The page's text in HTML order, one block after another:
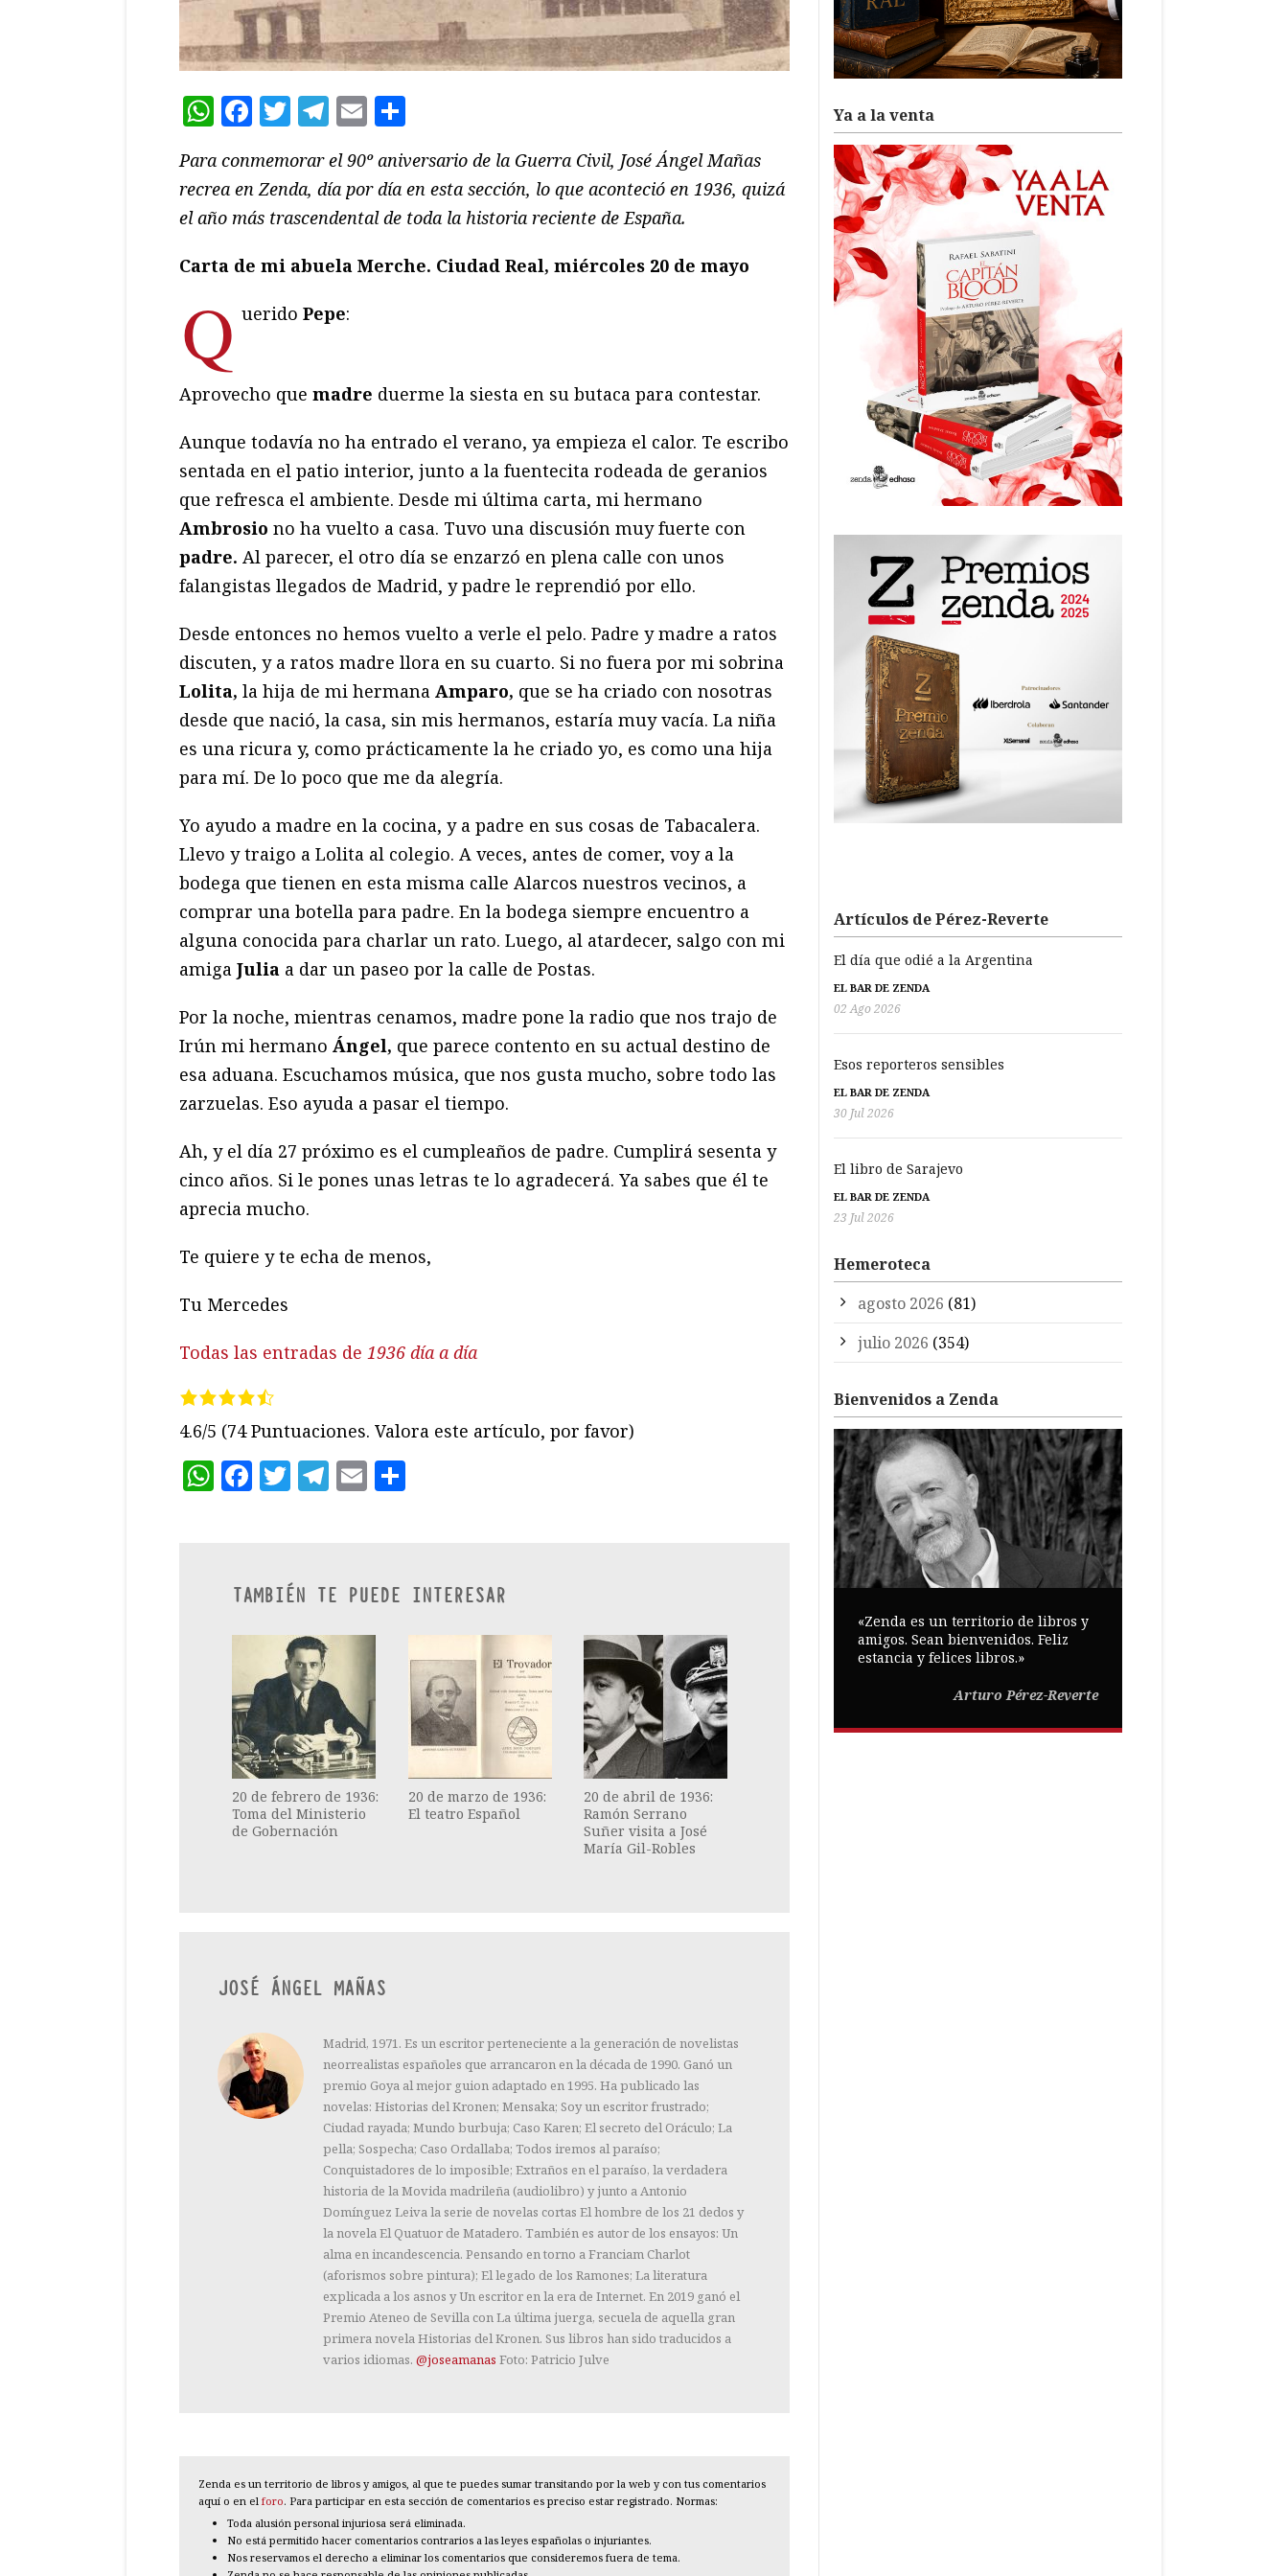
WhatsApp
Facebook
Twitter
Telegram
Email
Para conmemorar el 90º aniversario de la Guerra Civil, José Ángel Mañas
recrea en Zenda, día por día en esta sección, lo que aconteció en 1936, quizá
el año más trascendental de toda la historia reciente de España.
Carta de mi abuela Merche. Ciudad Real, miércoles 20 de mayo
Q uerido Pepe:
Aprovecho que madre duerme la siesta en su butaca para contestar.
Aunque todavía no ha entrado el verano, ya empieza el calor. Te escribo
sentada en el patio interior, junto a la fuentecita rodeada de geranios
que refresca el ambiente. Desde mi última carta, mi hermano
Ambrosio no ha vuelto a casa. Tuvo una discusión muy fuerte con
padre. Al parecer, el otro día se enzarzó en plena calle con unos
falangistas llegados de Madrid, y padre le reprendió por ello.
Desde entonces no hemos vuelto a verle el pelo. Padre y madre a ratos
discuten, y a ratos madre llora en su cuarto. Si no fuera por mi sobrina
Lolita, la hija de mi hermana Amparo, que se ha criado con nosotras
desde que nació, la casa, sin mis hermanos, estaría muy vacía. La niña
es una ricura y, como prácticamente la he criado yo, es como una hija
para mí. De lo poco que me da alegría.
Yo ayudo a madre en la cocina, y a padre en sus cosas de Tabacalera.
Llevo y traigo a Lolita al colegio. A veces, antes de comer, voy a la
bodega que tienen en esta misma calle Alarcos nuestros vecinos, a
comprar una botella para padre. En la bodega siempre encuentro a
alguna conocida para charlar un rato. Luego, al atardecer, salgo con mi
amiga Julia a dar un paseo por la calle de Postas.
Por la noche, mientras cenamos, madre pone la radio que nos trajo de
Irún mi hermano Ángel, que parece contento en su actual destino de
esa aduana. Escuchamos música, que nos gusta mucho, sobre todo las
zarzuelas. Eso ayuda a pasar el tiempo.
Ah, y el día 27 próximo es el cumpleaños de padre. Cumplirá sesenta y
cinco años. Si le pones unas letras te lo agradecerá. Ya sabes que él te
aprecia mucho.
Te quiere y te echa de menos,
Tu Mercedes
Todas las entradas de 1936 día a día
4.6/5 (74 Puntuaciones. Valora este artículo, por favor)
WhatsApp
Facebook
Twitter
Telegram
Email
TAMBIÉN TE PUEDE INTERESAR
20 de febrero de 1936:
Toma del Ministerio
de Gobernación
20 de marzo de 1936:
El teatro Español
20 de abril de 1936:
Ramón Serrano
Suñer visita a José
María Gil-Robles
JOSÉ ÁNGEL MAÑAS
Madrid, 1971. Es un escritor perteneciente a la generación de novelistas
neorrealistas españoles que arrancaron en la década de 1990. Ganó un
premio Goya al mejor guion adaptado en 1995. Ha publicado las
novelas: Historias del Kronen; Mensaka; Soy un escritor frustrado;
Ciudad rayada; Mundo burbuja; Caso Karen; El secreto del Oráculo; La
pella; Sospecha; Caso Ordallaba; Todos iremos al paraíso;
Conquistadores de lo imposible; Extraños en el paraíso, la verdadera
historia de la Movida madrileña (audiolibro) y junto a Antonio
Domínguez Leiva la serie de novelas cortas El hombre de los 21 dedos y
la novela El Quatuor de Matadero. También es autor de los ensayos: Un
alma en incandescencia. Pensando en torno a Franciam Charlot
(aforismos sobre pintura); El legado de los Ramones; La literatura
explicada a los asnos y Un escritor en la era de Internet. En 2019 ganó el
Premio Ateneo de Sevilla con La última juerga, secuela de aquella gran
primera novela Historias del Kronen. Sus libros han sido traducidos a
varios idiomas. @joseamanas Foto: Patricio Julve
Zenda es un territorio de libros y amigos, al que te puedes sumar transitando por la web y con tus comentarios
aquí o en el foro. Para participar en esta sección de comentarios es preciso estar registrado. Normas:
Toda alusión personal injuriosa será eliminada.
No está permitido hacer comentarios contrarios a las leyes españolas o injuriantes.
Nos reservamos el derecho a eliminar los comentarios que consideremos fuera de tema.
Ya a la venta
Artículos de Pérez-Reverte
El día que odié a la Argentina
EL BAR DE ZENDA
02 Ago 2026
Esos reporteros sensibles
EL BAR DE ZENDA
30 Jul 2026
El libro de Sarajevo
EL BAR DE ZENDA
23 Jul 2026
Hemeroteca
agosto 2026 (81)
julio 2026 (354)
Bienvenidos a Zenda
«Zenda es un territorio de libros y
amigos. Sean bienvenidos. Feliz
estancia y felices libros.»
Arturo Pérez-Reverte